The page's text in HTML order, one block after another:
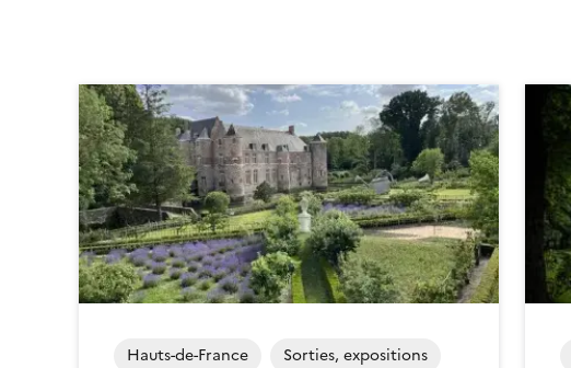
Hauts-de-France Sorties, expositions